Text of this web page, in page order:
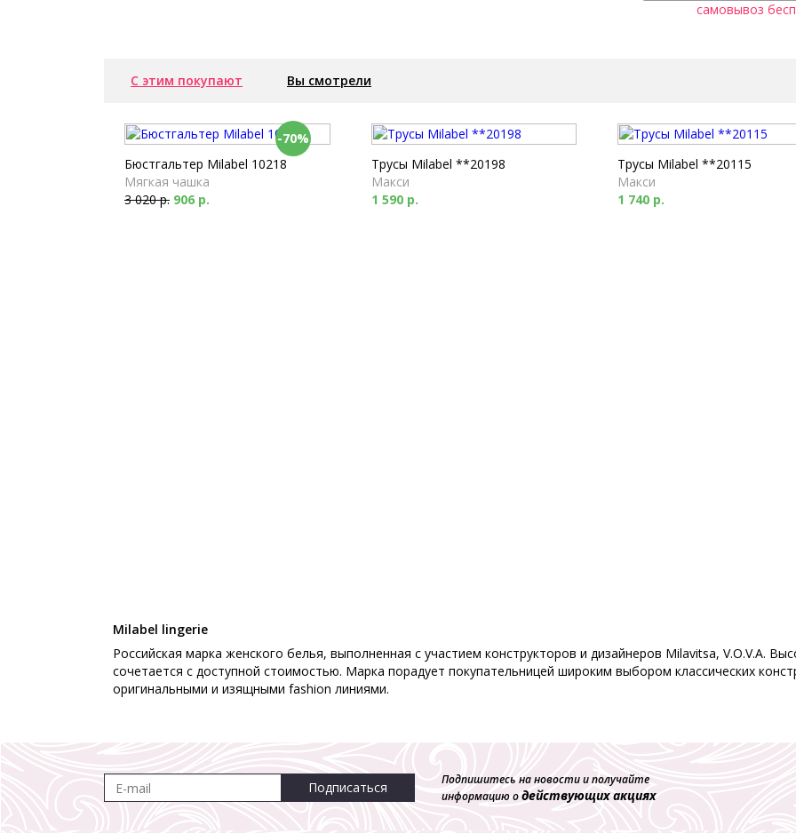
самовывоз
С этим покупают Вы смотрели
-70%
Бюстгальтер Milabel 10218
Мягкая чашка
3 020 р. 906 р.
Трусы Milabel **20198
Макси
1 590 р.
Трусы Milabel **20115
Макси
1 740 р.
Milabel lingerie
Российская марка женского белья, выполненная с участием конструкторов и дизайнеров Milavitsa, V.O.V.A.
сочетается с доступной стоимостью. Марка порадует покупательницей широким выбором классических
оригинальными и изящными fashion линиями.
Подписаться
Подпишитесь на новости и получайте
информацию одействующих акциях